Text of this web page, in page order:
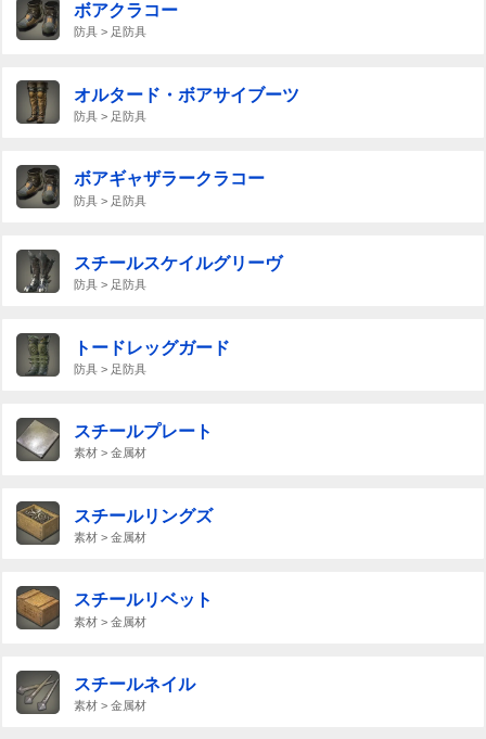
ボアクラコー
防具 > 足防具
オルタード・ボアサイブーツ
防具 > 足防具
ボアギャザラークラコー
防具 > 足防具
スチールスケイルグリーヴ
防具 > 足防具
トードレッグガード
防具 > 足防具
スチールプレート
素材 > 金属材
スチールリングズ
素材 > 金属材
スチールリベット
素材 > 金属材
スチールネイル
素材 > 金属材